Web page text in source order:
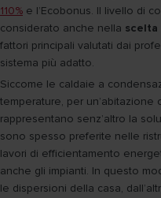
110% e l’Ecobonus. Il livello di
considerato anche nella scelta
fattori principali valutati dai
sistema più adatto.
Siccome le caldaie a
temperature, per un’abitazione
rappresentano senz’altro la
sono spesso preferite nelle
lavori di efficientamento
anche gli impianti. In questo
le dispersioni della casa,